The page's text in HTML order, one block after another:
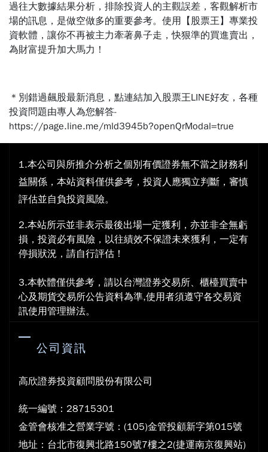
過往大數據結果分析，排除投資人的主觀誤差，客觀解析市
場的訊息，是做空做多的重要參考。使用【股票王】專業投
資軟體，讓你不再被主力牽著鼻子走，快狠準的買進賣出，
為財富提升加大馬力！
＊別錯過飆股最新消息，點連結加入股票王LINE好友，各種
投資問題由專人為您解答-
https://page.line.me/mld3945b?openQrModal=true
1.本公司與所推介分析之個別有價證券無不當之財務利
益關係，本站資料僅供參考，投資人應獨立判斷，審慎
評估並自負投資風險。
2.本站所示並非表示最後出場一定獲利，亦並非全無虧
損，投資必有風險，以往績效不保證未來獲利，一定有
停損狀況，請自行評估！
3.本軟體僅供參考，請以台灣證券交易所、櫃檯買賣中
心及期貨交易所公告資料為準,使用者須遵守各交易資
訊使用管理辦法。
公司資訊
高欣證券投資顧問股份有限公司
統一編號：28715301
金管會核准之營業字號：(105)金管投顧新字第015號
地址：台北市復興北路150號7樓之2(捷運南京復興站)